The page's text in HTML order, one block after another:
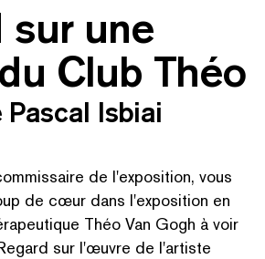
sur une
Club Théo
Isbiai
de l'exposition, vous
de cœur dans l'exposition en
Théo Van Gogh à voir
sur l'œuvre de l'artiste